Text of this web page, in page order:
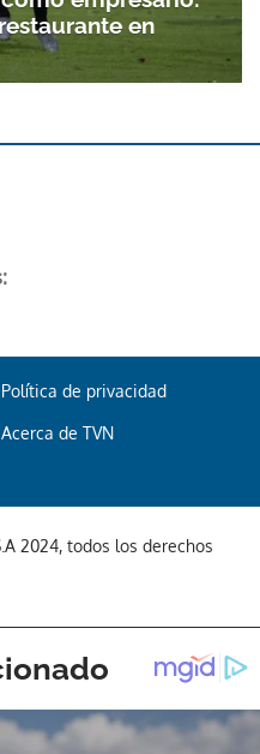
a nuestro boletín.
en
Política de privacidad
Acerca de TVN
2024, todos los derechos